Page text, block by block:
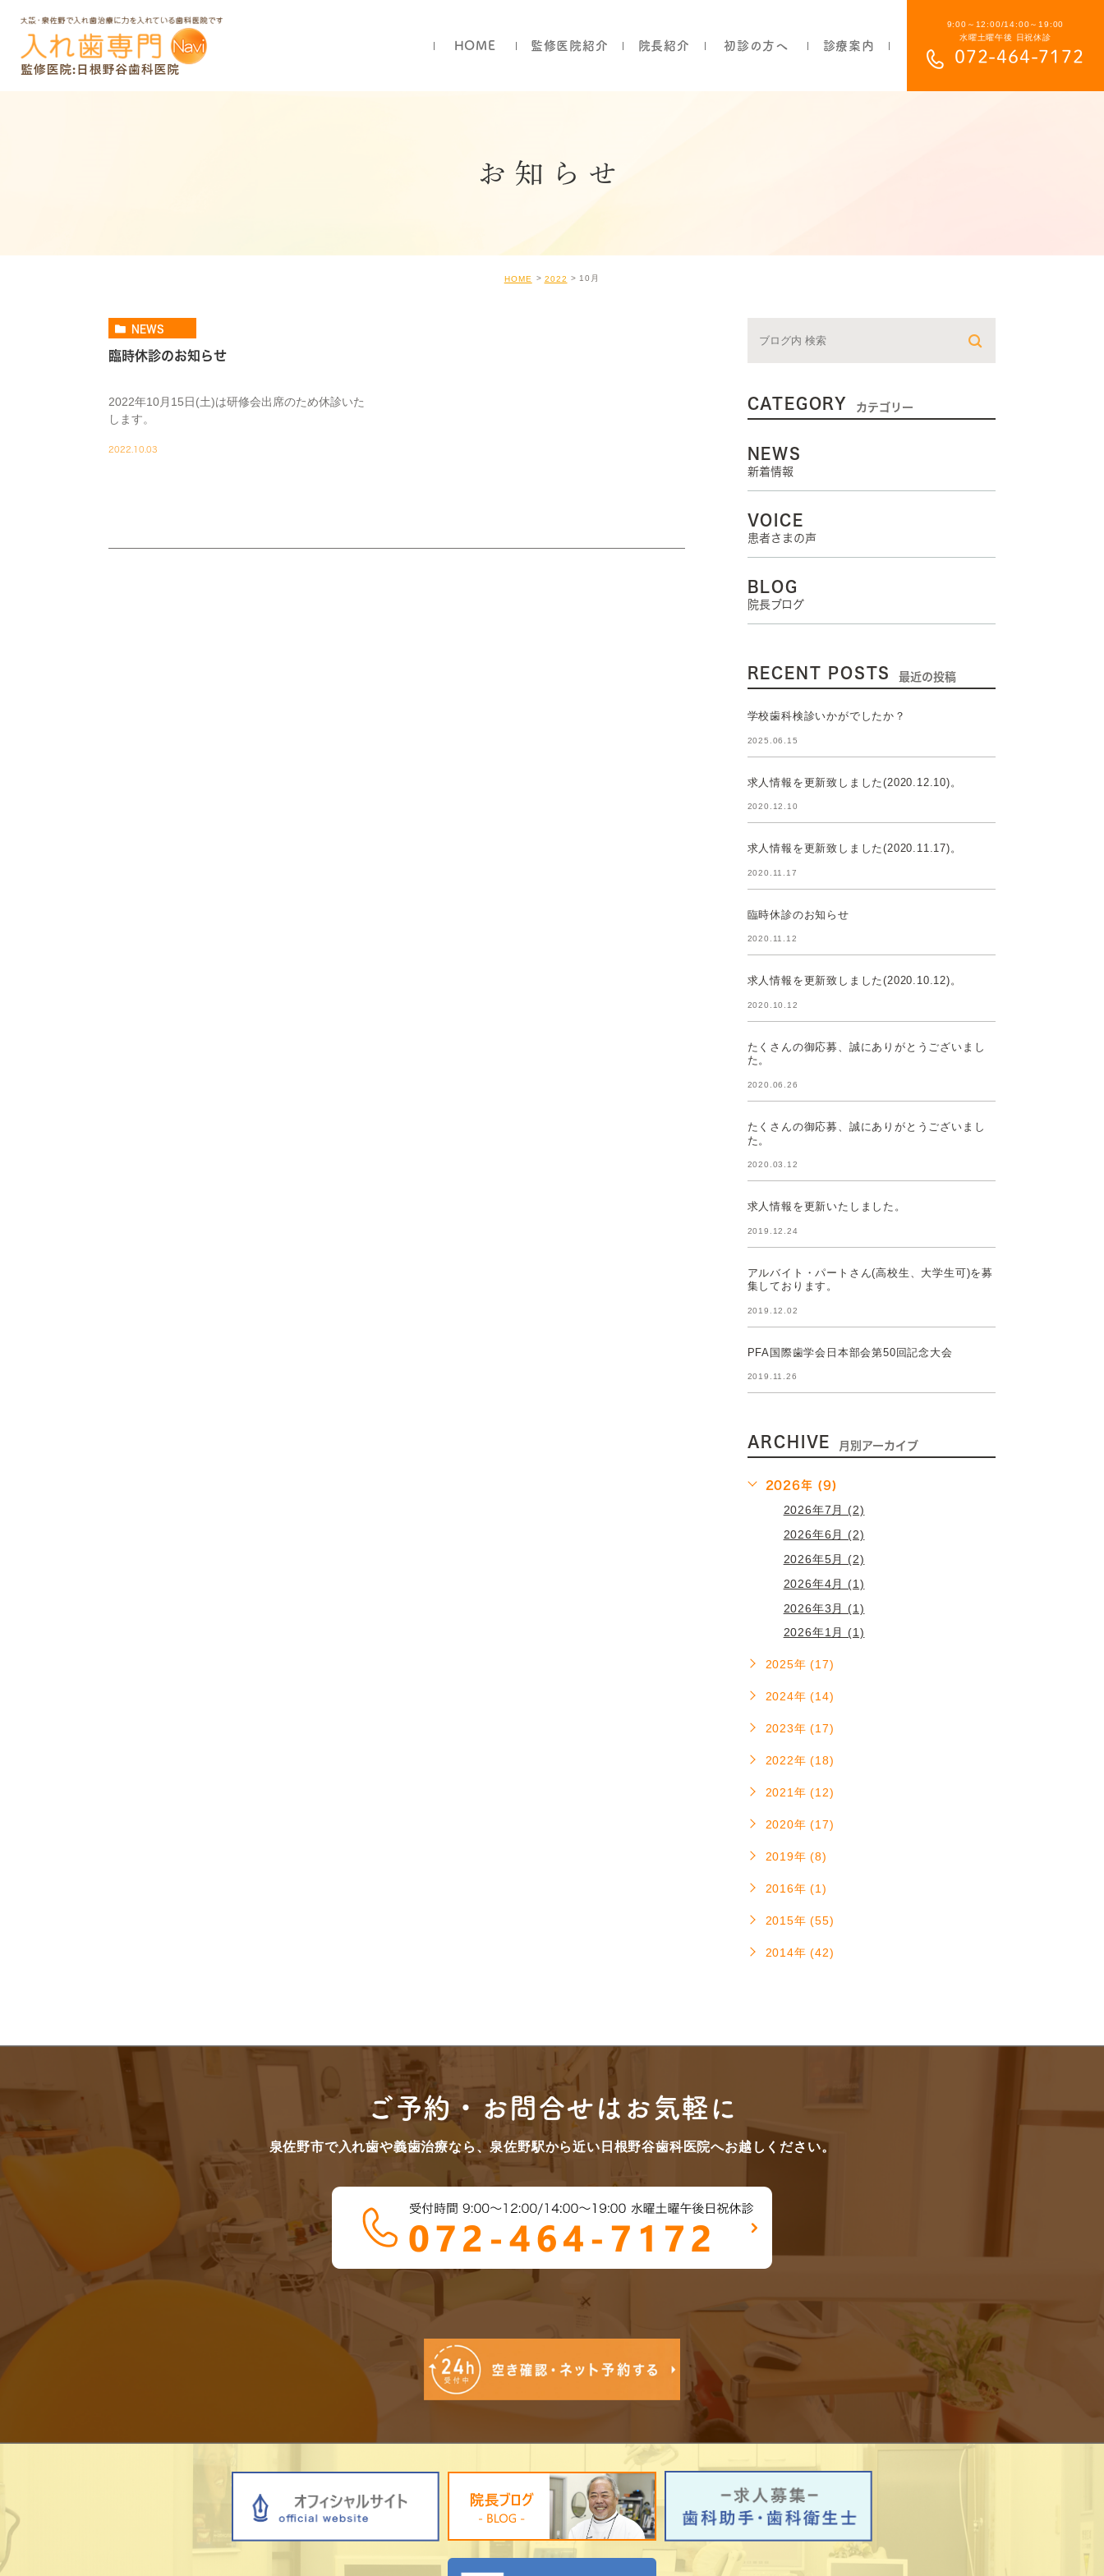
9:00～12:00/14:00～19:00
水曜土曜午後 日祝休診
072-464-7172
HOME 監修医院紹介 院長紹介 初診の方へ 診療案内
お知らせ
HOME 2022 10月
NEWS
臨時休診のお知らせ
2022年10月15日(土)は研修会出席のため休診いた
します。
2022.10.03
CATEGORY カテゴリー
NEWS
新着情報
VOICE
患者さまの声
BLOG
院長ブログ
RECENT POSTS 最近の投稿
学校歯科検診いかがでしたか？
2025.06.15
求人情報を更新致しました(2020.12.10)。
2020.12.10
求人情報を更新致しました(2020.11.17)。
2020.11.17
臨時休診のお知らせ
2020.11.12
求人情報を更新致しました(2020.10.12)。
2020.10.12
たくさんの御応募、誠にありがとうございまし
た。
2020.06.26
たくさんの御応募、誠にありがとうございまし
た。
2020.03.12
求人情報を更新いたしました。
2019.12.24
アルバイト・パートさん(高校生、大学生可)を募
集しております。
2019.12.02
PFA国際歯学会日本部会第50回記念大会
2019.11.26
ARCHIVE 月別アーカイブ
2026年 (9)
2026年7月 (2)
2026年6月 (2)
2026年5月 (2)
2026年4月 (1)
2026年3月 (1)
2026年1月 (1)
2025年 (17)
2024年 (14)
2023年 (17)
2022年 (18)
2021年 (12)
2020年 (17)
2019年 (8)
2016年 (1)
2015年 (55)
2014年 (42)
ご予約・お問合せはお気軽に
泉佐野市で入れ歯や義歯治療なら、泉佐野駅から近い日根野谷歯科医院へお越しください。